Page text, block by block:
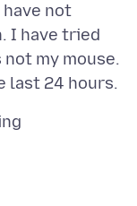
not
I have tried
my mouse.